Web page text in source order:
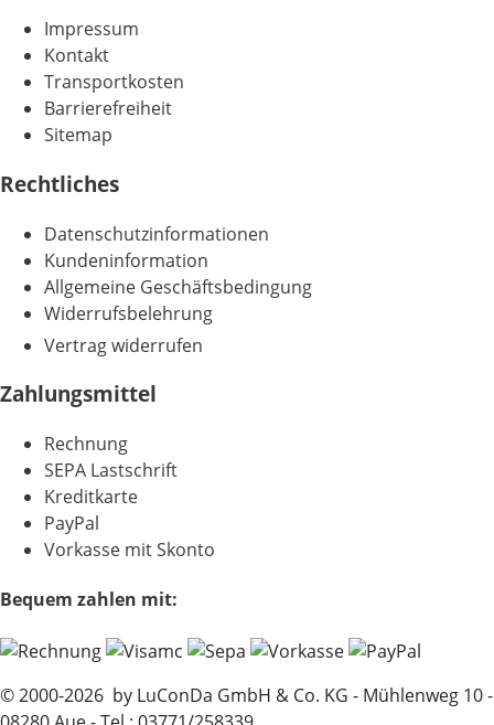
Impressum
Kontakt
Transportkosten
Barrierefreiheit
Sitemap
Rechtliches
Datenschutzinformationen
Kundeninformation
Allgemeine Geschäftsbedingung
Widerrufsbelehrung
Vertrag widerrufen
Zahlungsmittel
Rechnung
SEPA Lastschrift
Kreditkarte
PayPal
Vorkasse mit Skonto
Bequem zahlen mit:
© 2000-2026 by LuConDa GmbH & Co. KG - Mühlenweg 10 -